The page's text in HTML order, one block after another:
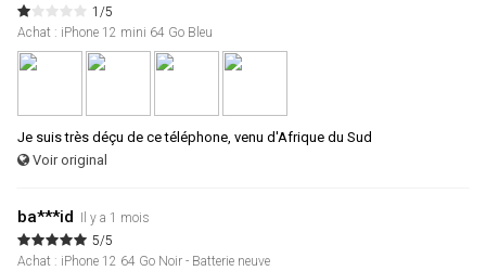
1/5
Achat : iPhone 12 mini 64 Go Bleu
Je suis très déçu de ce téléphone, venu d'Afrique du Sud
Voir original
ba***id
Il y a 1 mois
5/5
Achat : iPhone 12 64 Go Noir - Batterie neuve